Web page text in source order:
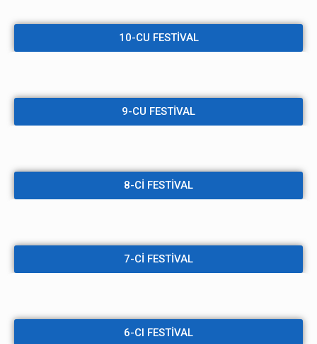
10-CU FESTİVAL
9-CU FESTİVAL
8-Cİ FESTİVAL
7-Cİ FESTİVAL
6-CI FESTİVAL